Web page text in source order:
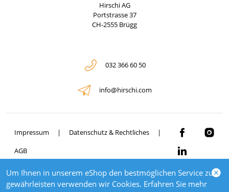
Um Ihnen in unserem eShop den bestmöglichen Service zu
gewährleisten verwenden wir Cookies. Erfahren Sie mehr
Hirschi AG
Portstrasse 37
CH-2555 Brügg
032 366 60 50
info@hirschi.com
Impressum
Datenschutz & Rechtliches
AGB
© 2026 HIRSCHI
powered by polynorm